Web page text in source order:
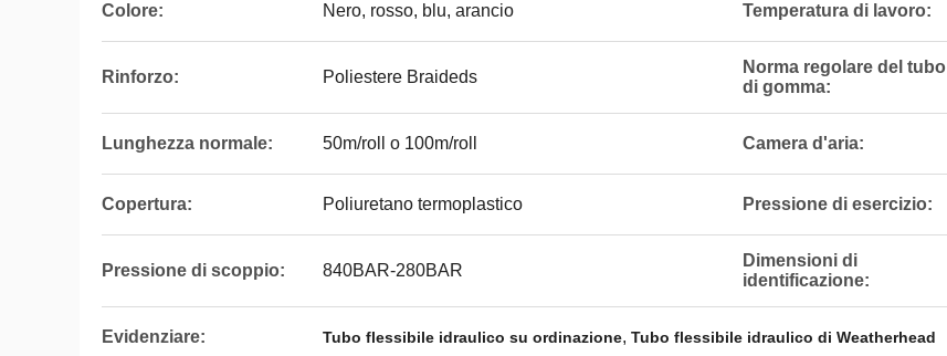
Colore: Nero, rosso, blu, arancio Temperatura di lavoro:
Rinforzo: Poliestere Braideds
Norma regolare del tubo
di gomma:
Lunghezza normale: 50m/roll o 100m/roll Camera d'aria:
Copertura: Poliuretano termoplastico Pressione di esercizio:
Pressione di scoppio: 840BAR-280BAR
Dimensioni di
identificazione:
Evidenziare: Tubo flessibile idraulico su ordinazione, Tubo flessibile idraulico di Weatherhead